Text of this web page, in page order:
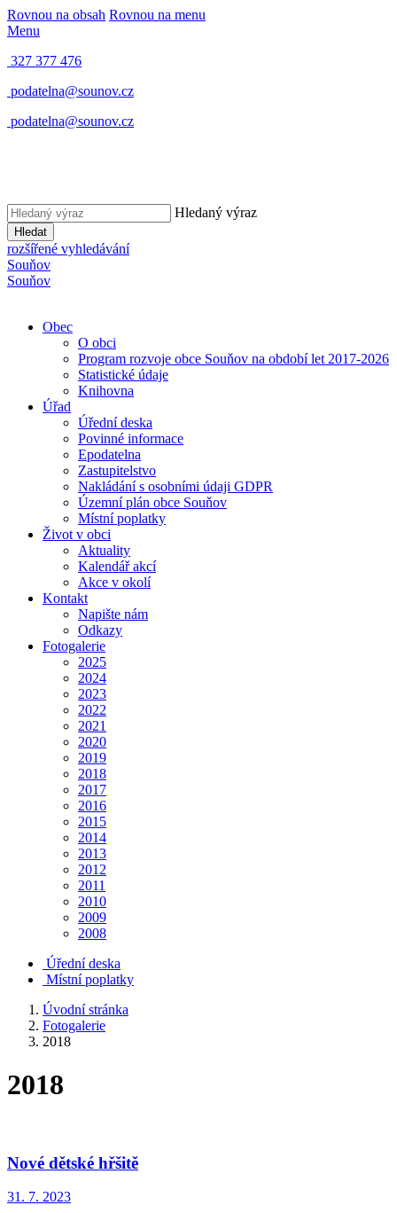
Rovnou na obsah Rovnou na menu
Menu
327 377 476
podatelna@sounov.cz
podatelna@sounov.cz
Hledaný výraz
Hledat
rozšířené vyhledávání
Souňov
Souňov
Obec
O obci
Program rozvoje obce Souňov na období let 2017-2026
Statistické údaje
Knihovna
Úřad
Úřední deska
Povinné informace
Epodatelna
Zastupitelstvo
Nakládání s osobními údaji GDPR
Územní plán obce Souňov
Místní poplatky
Život v obci
Aktuality
Kalendář akcí
Akce v okolí
Kontakt
Napište nám
Odkazy
Fotogalerie
2025
2024
2023
2022
2021
2020
2019
2018
2017
2016
2015
2014
2013
2012
2011
2010
2009
2008
Úřední deska
Místní poplatky
Úvodní stránka
Fotogalerie
2018
2018
Nové dětské hřšitě
31. 7. 2023